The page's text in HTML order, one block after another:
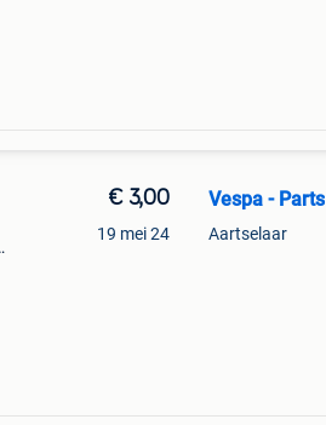
€ 3,00
19 mei 24
Vespa - Parts
Aartselaar